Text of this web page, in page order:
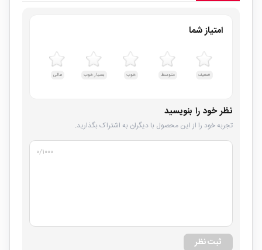
امتیاز شما
ضعیف متوسط خوب بسیار خوب عالی
نظر خود را بنویسید
تجربه خود را از این محصول با دیگران به اشتراک بگذارید.
۰/۱۰۰۰
ثبت نظر